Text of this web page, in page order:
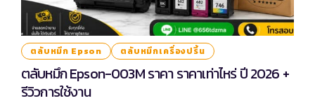
ตลับหมึก Epson ตลับหมึกเครื่องปริ้น
ตลับหมึก Epson-003M ราคา ราคาเท่าไหร่ ปี 2026 +
รีวิวการใช้งาน